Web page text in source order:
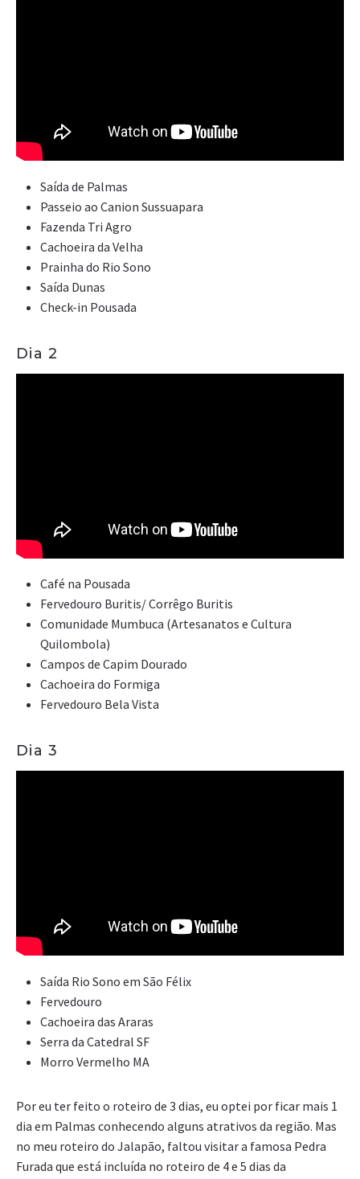
Saída de Palmas
Passeio ao Canion Sussuapara
Fazenda Tri Agro
Cachoeira da Velha
Prainha do Rio Sono
Saída Dunas
Check-in Pousada
Dia 2
Café na Pousada
Fervedouro Buritis/ Corrêgo Buritis
Comunidade Mumbuca (Artesanatos e Cultura
Quilombola)
Campos de Capim Dourado
Cachoeira do Formiga
Fervedouro Bela Vista
Dia 3
Saída Rio Sono em São Félix
Fervedouro
Cachoeira das Araras
Serra da Catedral SF
Morro Vermelho MA
Por eu ter feito o roteiro de 3 dias, eu optei por ficar mais 1
dia em Palmas conhecendo alguns atrativos da região. Mas
no meu roteiro do Jalapão, faltou visitar a famosa Pedra
Furada que está incluída no roteiro de 4 e 5 dias da